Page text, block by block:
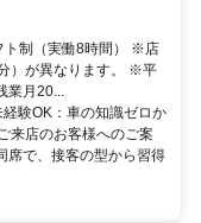
ト制（実働8時間） ※店
）が異なります。 ※平
業月20...
験OK：車の知識ゼロか
来店のお客様へのご案
席で、接客の型から習得